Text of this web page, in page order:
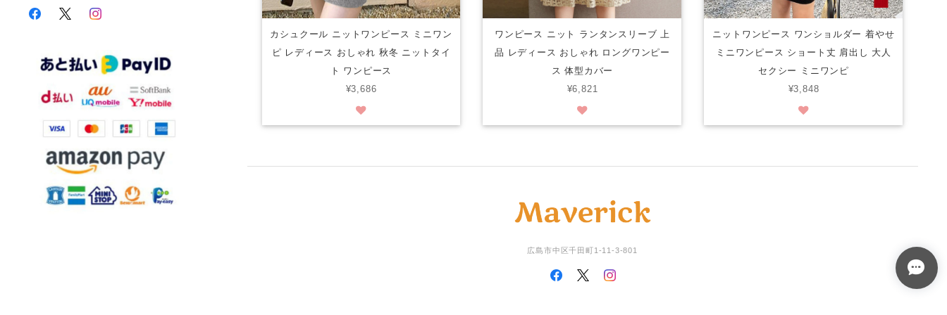
カシュクール ニットワンピース ミニワン
ピ レディース おしゃれ 秋冬 ニットタイ
ト ワンピース
¥3,686
ワンピース ニット ランタンスリーブ 上
品 レディース おしゃれ ロングワンピー
ス 体型カバー
¥6,821
ニットワンピース ワンショルダー 着やせ
ミニワンピース ショート丈 肩出し 大人
セクシー ミニワンピ
¥3,848
広島市中区千田町1-11-3-801